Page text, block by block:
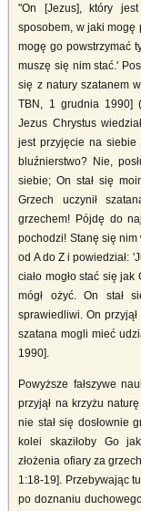
"On [Jezus], który
sposobem, w jaki mogę
mogę go powstrzymać
muszę się nim stać.'
się z natury szatanem
TBN, 1 grudnia 1990]
Jezus Chrystus
jest przyjęcie na siebie
bluźnierstwo? Nie,
siebie; On stał się
Grzech uczynił
grzechem! Pójdę do
pochodzi! Stanę się nim
od A do Z i powiedział:
ciało mogło stać się
mógł ożyć. On stał
sprawiedliwi. On
szatana mogli mieć
1990].
Powyższe fałszywe
przyjął na krzyżu
nie stał się dosłownie
kolei skaziłoby Go
złożenia ofiary za
1:18-19]. Przebywając
po doznaniu